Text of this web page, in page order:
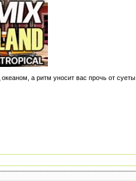
а ритм уносит вас прочь от суеты